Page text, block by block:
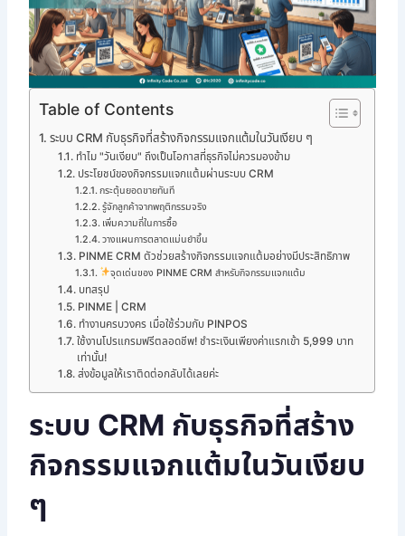
Table of Contents
ระบบ CRM กับธุรกิจที่สร้างกิจกรรมแจกแต้มในวันเงียบ ๆ
ทำไม "วันเงียบ" ถึงเป็นโอกาสที่ธุรกิจไม่ควรมองข้าม
ประโยชน์ของกิจกรรมแจกแต้มผ่านระบบ CRM
กระตุ้นยอดขายทันที
รู้จักลูกค้าจากพฤติกรรมจริง
เพิ่มความถี่ในการซื้อ
วางแผนการตลาดแม่นยำขึ้น
PINME CRM ตัวช่วยสร้างกิจกรรมแจกแต้มอย่างมีประสิทธิภาพ
จุดเด่นของ PINME CRM สำหรับกิจกรรมแจกแต้ม
บทสรุป
PINME | CRM
ทำงานครบวงคร เมื่อใช้ร่วมกับ PINPOS
ใช้งานโปรแกรมฟรีตลอดชีพ! ชำระเงินเพียงค่าแรกเข้า 5,999 บาท
เท่านั้น!
ส่งข้อมูลให้เราติดต่อกลับได้เลยค่ะ
ระบบ CRM กับธุรกิจที่สร้าง
กิจกรรมแจกแต้มในวันเงียบ
ๆ